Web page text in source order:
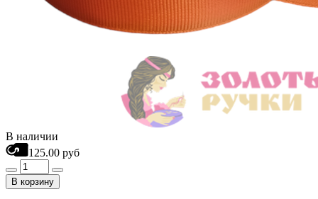
В наличии
125.00 руб
В корзину